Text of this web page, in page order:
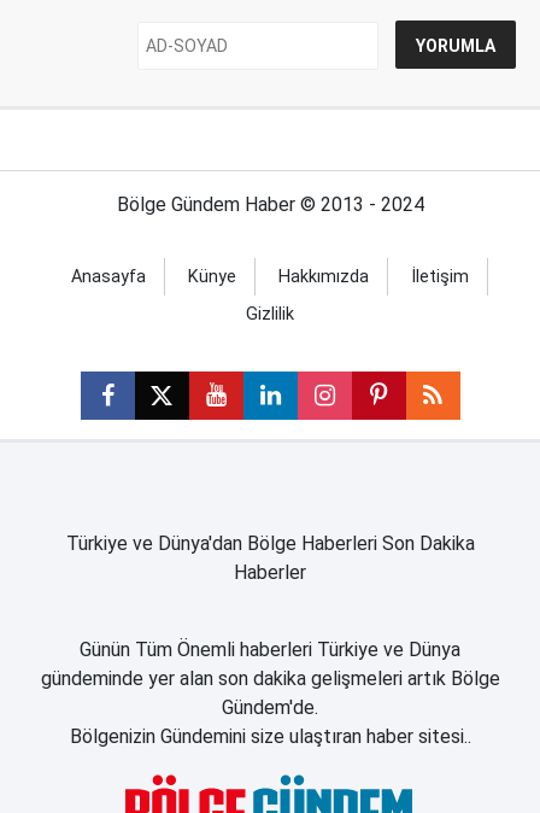
Bölge Gündem Haber © 2013 - 2024
Anasayfa Künye Hakkımızda
İletişim
Gizlilik
Türkiye ve Dünya'dan Bölge Haberleri Son Dakika
Haberler
Günün Tüm Önemli haberleri Türkiye ve Dünya
gündeminde yer alan son dakika gelişmeleri artık Bölge
Gündem'de.
Bölgenizin Gündemini size ulaştıran haber sitesi..